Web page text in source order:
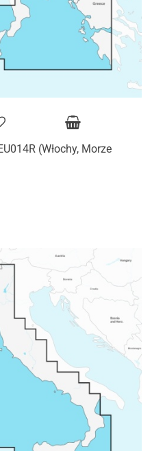
(Włochy, Morze